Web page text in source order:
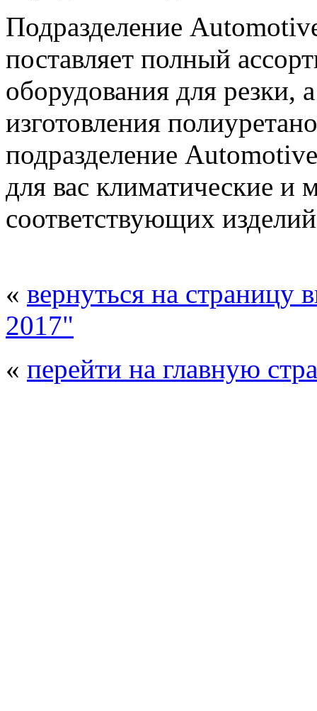
Подразделение
поставляет полный
оборудования для резки,
изготовления
подразделение
для вас климатические и
соответствующих
« вернуться на страницу
2017"
« перейти на главную